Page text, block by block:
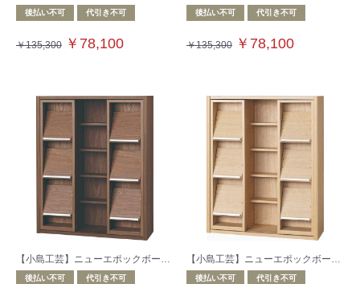
後払い不可 代引き不可
￥135,300 ￥78,100
後払い不可 代引き不可
￥135,300 ￥78,100
後払い不可 代引き不可 後払い不可 代引き不可